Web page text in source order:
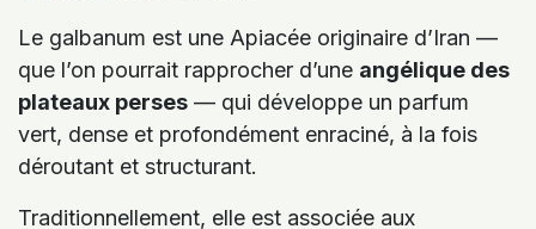
Le galbanum est une Apiacée originaire d’Iran —
que l’on pourrait rapprocher d’une angélique des
plateaux perses — qui développe un parfum
vert, dense et profondément enraciné, à la fois
déroutant et structurant.
Traditionnellement, elle est associée aux